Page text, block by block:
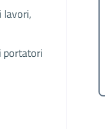
lavori,
portatori